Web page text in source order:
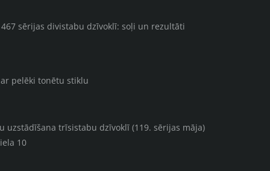
sērijas divistabu dzīvoklī: soļi un rezultāti
pelēki tonētu stiklu
uzstādīšana trīsistabu dzīvoklī (119. sērijas māja)
10